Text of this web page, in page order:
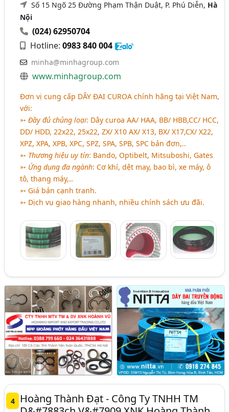
Số 15 Ngõ 25 Đường Phạm Thận Duật, P. Phú Diễn, Hà
Nội
(024) 62950704
Hotline:0983 840 004
minha@minhagroup.com
www.minhagroup.com
Đơn vị cung cấp DÂY ĐAI CUROA chính hãng tại Việt Nam,
với:
➳Đầy đủ chủng loại: Dây curoa AA/ HAA, BB/ HBB,CC/ HCC,
DD/ HDD, 22x22, 25x22, ZX/ X10 AX/ X13, BX/ X17,CX/ X22,
XPZ, XPA, XPB, XPC, SPZ, SPA, SPB, SPC bản đơn,..
➳ Thương hiệu uy tín: Bando, Optibelt, Mitsuboshi, Gates
➳ Ứng dụng đa ngành: Cơ khí, dệt may, bao bì, xe máy, ô
tô, thang máy,..
➳ Giá bán cạnh tranh.
➳ Dịch vụ giao hàng nhanh, nhiều chính sách ưu đãi.
4
Hoàng Thành Đạt - Công Ty TNHH TM